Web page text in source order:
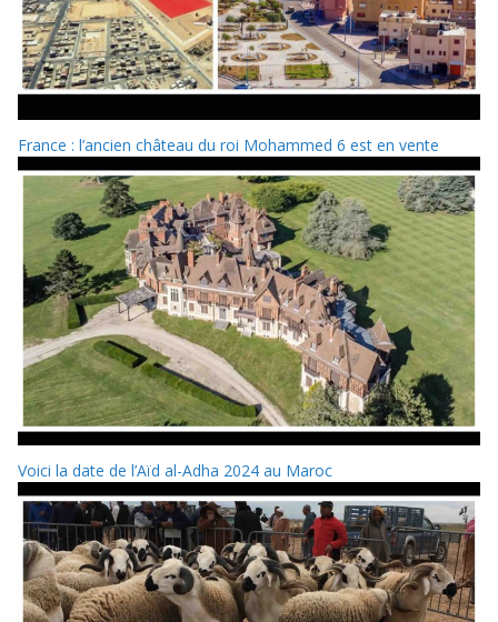
France : l’ancien château du roi Mohammed 6 est en vente
Voici la date de l’Aïd al-Adha 2024 au Maroc